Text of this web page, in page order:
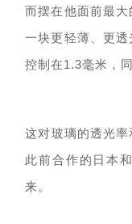
而摆在他面前最大
一块更轻薄、更
控制在1.3毫米，
这对玻璃的透光率
此前合作的日本
来。